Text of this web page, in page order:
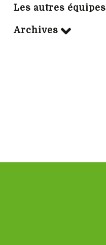
Les autres équipes
Archives